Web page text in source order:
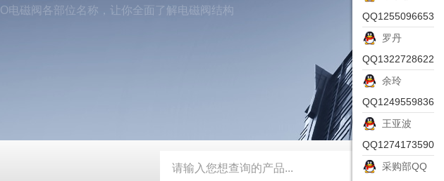
电磁阀各部位名称，让你全面了解电磁阀结构
空压力开关的中文资料ZK2-ZSEA-A *皮尔兹PILZ安全激光扫描仪 RZMO-TER-
QQ1255096653
罗丹
QQ1322728622
余玲
QQ1249559836
王亚波
QQ1274173590
采购部QQ